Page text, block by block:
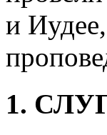
и
1.